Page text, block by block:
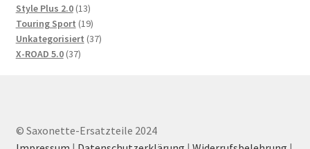
Style Plus 2.0 1313
Produkte
Touring Sport 1919
Produkte
Unkategorisiert 3737
X-ROAD 5.0 3737
© Saxonette-Ersatzteile 2024